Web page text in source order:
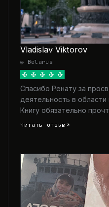
Vladislav Viktorov
◎ Belarus
Спасибо Ренату за
деятельность в
Книгу обязательно
Читать отзыв